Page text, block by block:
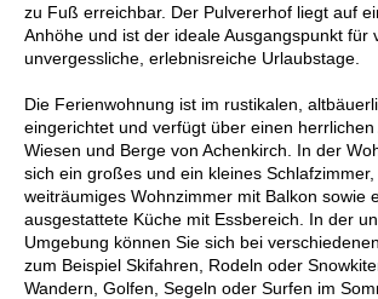
zu Fuß erreichbar. Der Pulvererhof liegt auf
Anhöhe und ist der ideale Ausgangspunkt für
unvergessliche, erlebnisreiche Urlaubstage.
Die Ferienwohnung ist im rustikalen,
eingerichtet und verfügt über einen herrlichen
Wiesen und Berge von Achenkirch. In der
sich ein großes und ein kleines
weiträumiges Wohnzimmer mit Balkon sowie
ausgestattete Küche mit Essbereich. In der
Umgebung können Sie sich bei
zum Beispiel Skifahren, Rodeln oder
Wandern, Golfen, Segeln oder Surfen im